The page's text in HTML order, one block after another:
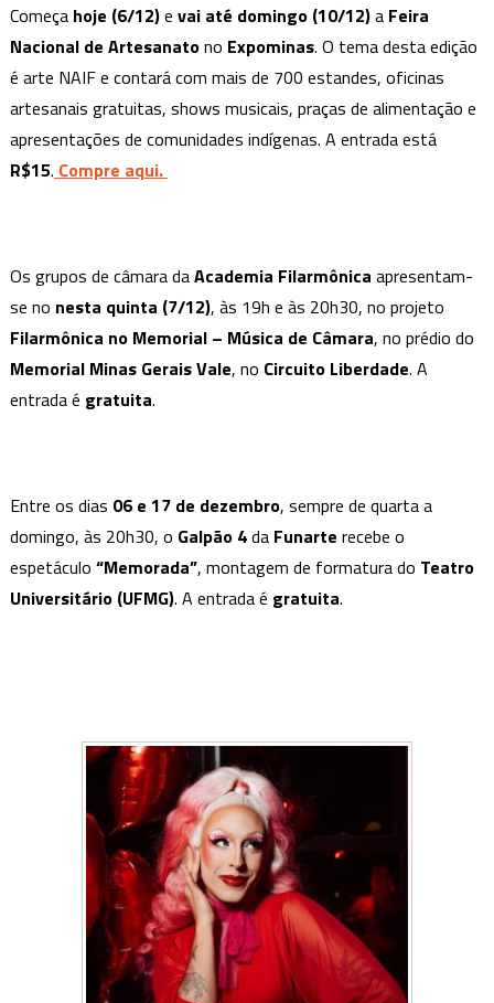
custo
que
rolam
ainda
nesta
semana
Começa hoje (6/12)e vai até domingo (10/12)a Feira
Nacional de Artesanatono Expominas. O tema desta edição
é arte NAIF e contará com mais de 700 estandes, oficinas
artesanais gratuitas, shows musicais, praças de alimentação e
apresentações de comunidades indígenas. A entrada está
R$15. Compre aqui.
Os grupos de câmara daAcademia Filarmônica apresentam-
se no nesta quinta (7/12), às 19h e às 20h30, no projeto
Filarmônica no Memorial – Música de Câmara, no prédio do
Memorial Minas Gerais Vale, no Circuito Liberdade. A
entrada é gratuita.
Entre os dias 06 e 17 de dezembro, sempre de quarta a
domingo, às 20h30, o Galpão 4da Funarte recebe o
espetáculo “Memorada”, montagem de formatura do Teatro
Universitário (UFMG). A entrada é gratuita.